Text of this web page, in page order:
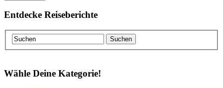
Entdecke Reiseberichte
Wähle Deine Kategorie!